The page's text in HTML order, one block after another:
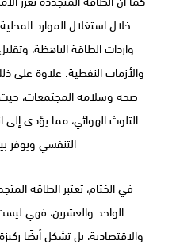
خلال استغلال الموارد
واردات الطاقة الباهظة،
والأزمات النفطية. علاوة
صحة وسلامة المجتمعات،
التلوث الهوائي، مما يؤدي إلى
التنفسي ويوفر
في الختام، تعتبر الطاقة
الواحد والعشرين، فهي
والاقتصادية، بل تشكل أيضًا